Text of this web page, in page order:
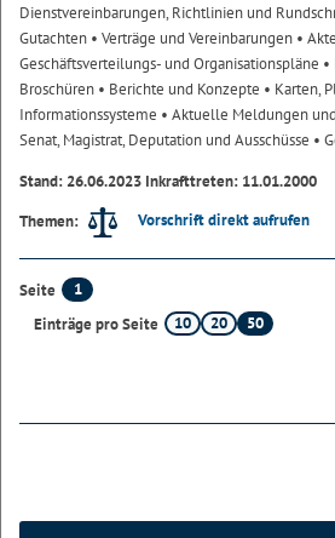
Dienstvereinbarungen, Richtlinien und
Gutachten • Verträge und Vereinbarungen •
Geschäftsverteilungs- und Organisationspläne
Broschüren • Berichte und Konzepte • Karten,
Informationssysteme • Aktuelle Meldungen
Senat, Magistrat, Deputation und Ausschüsse •
Stand: 26.06.2023 Inkrafttreten: 11.01.2000
Themen:
Vorschrift direkt aufrufen
Seite
1
Einträge pro Seite
10 20 50